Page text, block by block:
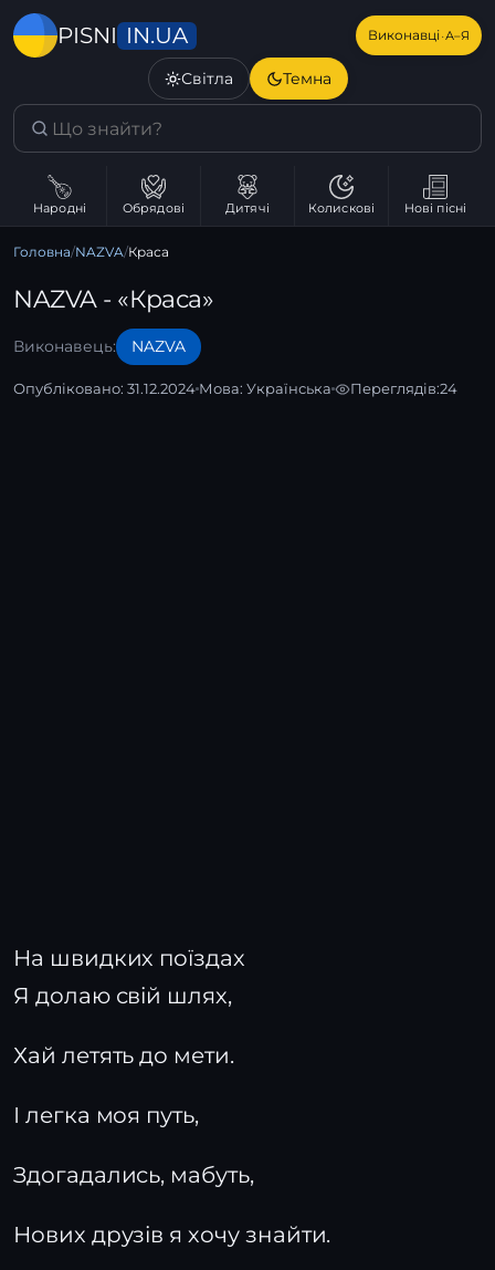
PISNI IN.UA Виконавці·А–Я
Світла Темна
Народні Обрядові Дитячі Колискові Нові пісні
Головна/NAZVA/Краса
NAZVA - «Краса»
Виконавець: NAZVA
Опубліковано: 31.12.2024 Мова: Українська Переглядів:24
На швидких поїздах
Я долаю свій шлях,
Хай летять до мети.
І легка моя путь,
Здогадались, мабуть,
Нових друзів я хочу знайти.